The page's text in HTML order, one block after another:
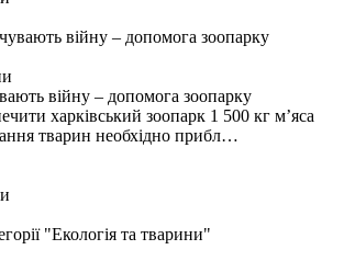
війну – допомога зоопарку
харківський зоопарк 1 500 кг мʼяса
тварин необхідно прибл…